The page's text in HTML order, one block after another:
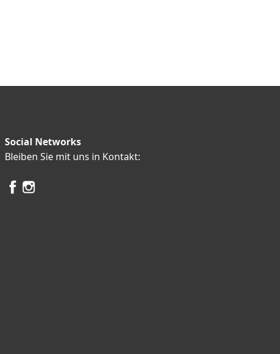
Social Networks
Bleiben Sie mit uns in Kontakt: